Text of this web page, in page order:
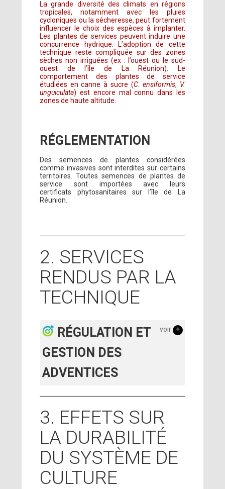
La grande diversité des climats en régions
tropicales, notamment avec les pluies
cycloniques ou la sécheresse, peut fortement
influencer le choix des espèces à implanter.
Les plantes de services peuvent induire une
concurrence hydrique. L’adoption de cette
technique reste compliquée sur des zones
sèches non irriguées (ex : l’ouest ou le sud-
ouest de l’île de La Réunion). Le
comportement des plantes de service
étudiées en canne à sucre (C. ensiformis, V.
unguiculata) est encore mal connu dans les
zones de haute altitude.
RÉGLEMENTATION
Des semences de plantes considérées
comme invasives sont interdites sur certains
territoires. Toutes semences de plantes de
service sont importées avec leurs
certificats phytosanitaires sur l’île de La
Réunion.
2. SERVICES
RENDUS PAR LA
TECHNIQUE
voir +
RÉGULATION ET
GESTION DES
ADVENTICES
3. EFFETS SUR
LA DURABILITÉ
DU SYSTÈME DE
CULTURE